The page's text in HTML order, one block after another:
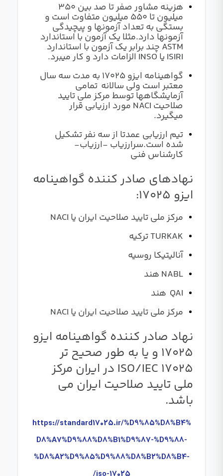
هزینه مشاور صفر تا صد بین 350
میلیون تا 550 میلیون متفاوت است و
بستگی به تعداد آزمونها و پیچیدگی
آزمونها دارد.مثلا یک آزمون با استاندارد
ASTM چند برابر یک آزمون با استاندارد
ISIRI یا INSO الزامات دارد و کار میبرد.
گواهینامه ایزو 17025 به مدت سه سال
معتبر است ولی سالانه تمامی
آزمایشگاهها توسط مرکز ملی تایید
صلاحیت NACI مورد ارزیابی قرار
میگیرد.
تیم ارزیابی عمدتا از سه نفر تشکیل
شده است.سرارزیاب -ارزیاب-
کارشناس فنی
نهادهای صادر کننده گواهینامه
ایزو 17025:
مرکز ملی تایید صلاحیت ایران یا NACI
TURKAK ترکیه
آنالیتیکا روسیه
NABL هند
QAI هند
مرکز ملی تایید صلاحیت ایران یا NACI
نهاد صادر کننده گواهینامه ایزو
17025 و یا به طور صحیح تر
ISO/IEC 17025 در ایران مرکز
ملی تایید صلاحیت ایران می
باشد.
https://standard17025.ir/%D9%85%D8%B4%
D8%A7%D9%88%D8%B1%D9%87-%D9%88-
%D8%A2%D9%85%D9%88%D8%B2%D8%B4-